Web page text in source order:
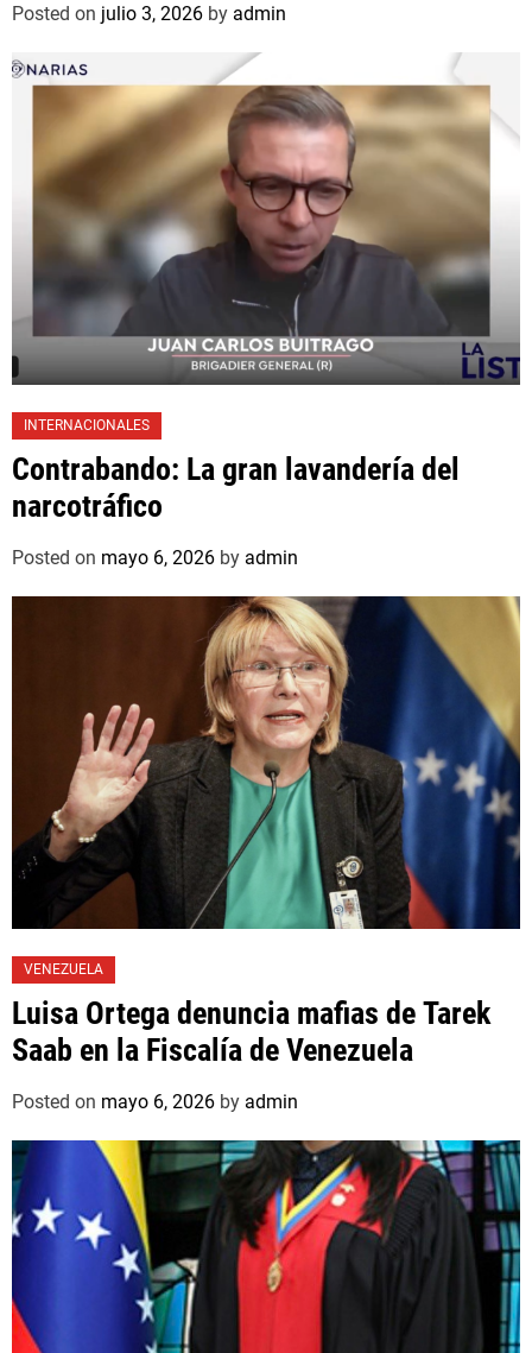
Posted on julio 3, 2026 by admin
INTERNACIONALES
Contrabando: La gran lavandería del
narcotráfico
Posted on mayo 6, 2026 by admin
VENEZUELA
Luisa Ortega denuncia mafias de Tarek
Saab en la Fiscalía de Venezuela
Posted on mayo 6, 2026 by admin